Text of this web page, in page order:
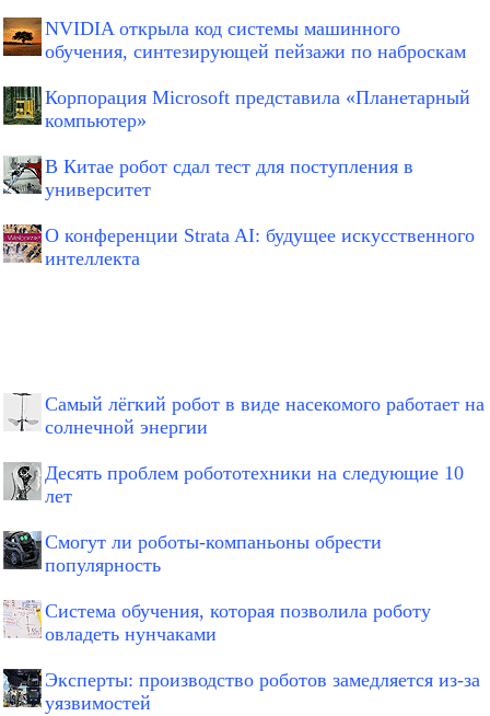
NVIDIA открыла код системы машинного
обучения, синтезирующей пейзажи по наброскам
Корпорация Microsoft представила «Планетарный
компьютер»
В Китае робот сдал тест для поступления в
университет
О конференции Strata AI: будущее искусственного
интеллекта
Самый лёгкий робот в виде насекомого работает на
солнечной энергии
Десять проблем робототехники на следующие 10
лет
Смогут ли роботы-компаньоны обрести
популярность
Система обучения, которая позволила роботу
овладеть нунчаками
Эксперты: производство роботов замедляется из-за
уязвимостей